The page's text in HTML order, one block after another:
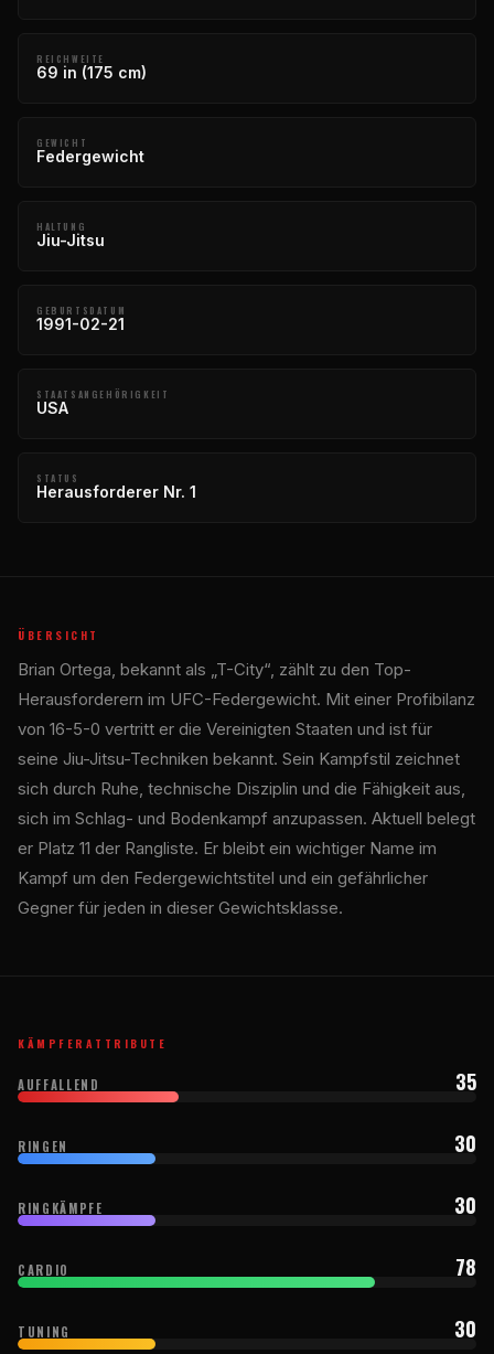
REICHWEITE
69 in (175 cm)
GEWICHT
Federgewicht
HALTUNG
Jiu-Jitsu
GEBURTSDATUM
1991-02-21
STAATSANGEHÖRIGKEIT
USA
STATUS
Herausforderer Nr. 1
ÜBERSICHT
Brian Ortega, bekannt als „T-City“, zählt zu den Top-
Herausforderern im UFC-Federgewicht. Mit einer Profibilanz
von 16-5-0 vertritt er die Vereinigten Staaten und ist für
seine Jiu-Jitsu-Techniken bekannt. Sein Kampfstil zeichnet
sich durch Ruhe, technische Disziplin und die Fähigkeit aus,
sich im Schlag- und Bodenkampf anzupassen. Aktuell belegt
er Platz 11 der Rangliste. Er bleibt ein wichtiger Name im
Kampf um den Federgewichtstitel und ein gefährlicher
Gegner für jeden in dieser Gewichtsklasse.
KÄMPFERATTRIBUTE
AUFFALLEND 35
RINGEN 30
RINGKÄMPFE 30
CARDIO 78
TUNING 30